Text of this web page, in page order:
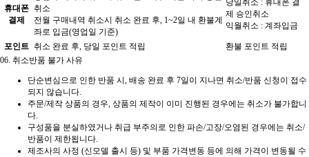
휴대폰
결제
취소
전월 구매내역 취소시 취소 완료 후, 1~2일 내 환불계
좌로 입금(영업일 기준)
당일취소 : 휴대폰 결
제 승인취소
익월취소 : 계좌입금
포인트 취소 완료 후, 당일 포인트 적립
환불 포인트 적립
06. 취소반품 불가 사유
단순변심으로 인한 반품 시, 배송 완료 후 7일이 지나면 취소/반품 신청이 접수
되지 않습니다.
주문/제작 상품의 경우, 상품의 제작이 이미 진행된 경우에는 취소가 불가합니
다.
구성품을 분실하였거나 취급 부주의로 인한 파손/고장/오염된 경우에는 취소/
반품이 제한됩니다.
제조사의 사정 (신모델 출시 등) 및 부품 가격변동 등에 의해 가격이 변동될 수